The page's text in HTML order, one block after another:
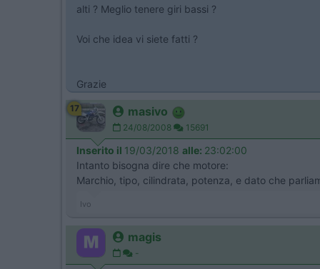
alti ? Meglio tenere giri bassi ?
Voi che idea vi siete fatti ?
Grazie
17 masivo
24/08/2008 15691
Inserito il 19/03/2018 alle: 23:02:00
Intanto bisogna dire che motore:
Marchio, tipo, cilindrata, potenza, e dato che
Ivo
magis
-